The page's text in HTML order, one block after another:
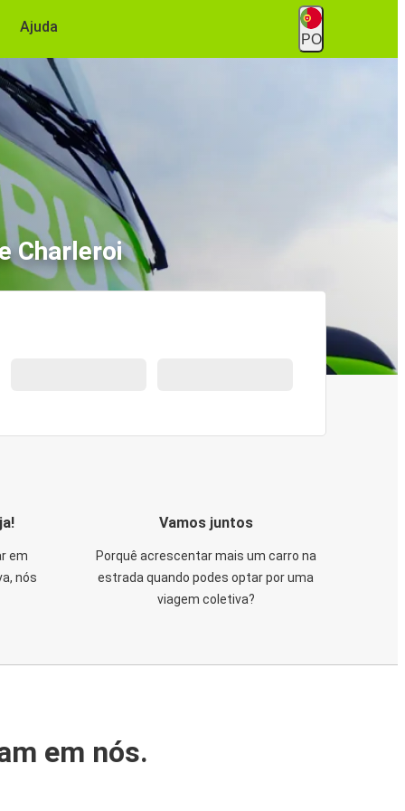
Ajuda
PO
Charleroi
em
nós
Vamos juntos
Porquê acrescentar mais um carro na
estrada quando podes optar por uma
viagem coletiva?
em nós.